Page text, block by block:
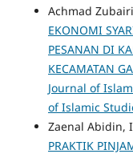
Achmad
EKONOMI
PESANAN DI
KECAMATAN
Journal of
of Islamic
Zaenal Abidin,
PRAKTIK